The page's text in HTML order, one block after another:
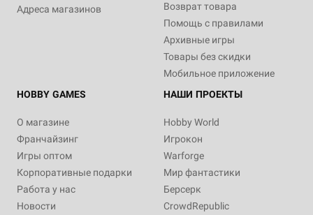
Адреса магазинов
Возврат товара
Помощь с правилами
Архивные игры
Товары без скидки
Мобильное приложение
HOBBY GAMES
О магазине
Франчайзинг
Игры оптом
Корпоративные подарки
Работа у нас
Новости
НАШИ ПРОЕКТЫ
Hobby World
Игрокон
Warforge
Мир фантастики
Берсерк
CrowdRepublic